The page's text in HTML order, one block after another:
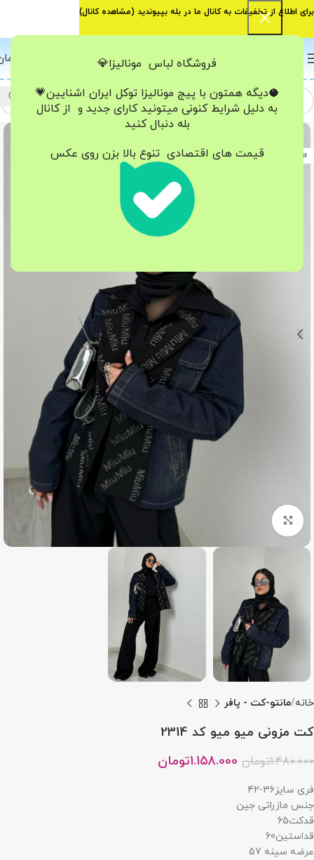
فروشگاه لباس مونالیزا💎
🥥دیگه همتون با پیج مونالیزا تو‌کل ایران اشنایین💗
به دلیل شرایط کنونی میتونید کارای جدید و از کانال
بله دنبال کنید
قیمت های اقتصادی تنوع بالا بزن روی عکس اتمام موجودی
بزرگنمایی تصویر
خانه مانتو-کت - پافر
کت مزونی میو میو کد 2314
1.480.000تومان 1.158.000تومان
فری سایز36-42
جنس مازراتی جین
قدکت65
قداستین60
عرضه سینه 57
برای اطلاع از تخفیفات به کانال ما در بله بپیوندید (مشاهده کانال)